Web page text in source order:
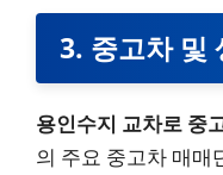
3. 중고차 및
용인수지 교차로 중
의 주요 중고차 매매